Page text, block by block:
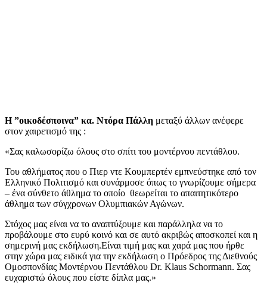
Η ”οικοδέσποινα” κα. Ντόρα Πάλλη μεταξύ άλλων ανέφερε
στον χαιρετισμό της :
«Σας καλωσορίζω όλους στο σπίτι του μοντέρνου πεντάθλου.
Του αθλήματος που ο Πιερ ντε Κουμπερτέν εμπνεύστηκε από τον
Ελληνικό Πολιτισμό και συνάρμοσε όπως το γνωρίζουμε σήμερα
– ένα σύνθετο άθλημα το οποίο θεωρείται το απαιτητικότερο
άθλημα των σύγχρονων Ολυμπιακών Αγώνων.
Στόχος μας είναι να το αναπτύξουμε και παράλληλα να το
προβάλουμε στο ευρύ κοινό και σε αυτό ακριβώς αποσκοπεί και η
σημερινή μας εκδήλωση.Είναι τιμή μας και χαρά μας που ήρθε
στην χώρα μας ειδικά για την εκδήλωση ο Πρόεδρος της Διεθνούς
Ομοσπονδίας Μοντέρνου Πεντάθλου Dr. Klaus Schormann. Σας
ευχαριστώ όλους που είστε δίπλα μας.»